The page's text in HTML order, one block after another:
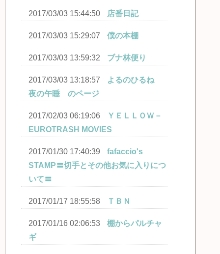
2017/03/03 15:44:50 店番日記
2017/03/03 15:29:07 僕の本棚
2017/03/03 13:59:32 ブナ林便り
2017/03/03 13:18:57
よるのひるね
夜の午睡 のページ
2017/02/03 06:19:06
ＹＥＬＬＯＷ－
EUROTRASH MOVIES
2017/01/30 17:40:39
fafaccio's
STAMP〓切手とその他お気に入りにつ
いて〓
2017/01/17 18:55:58 ＴＢＮ
2017/01/16 02:06:53
棚からパルチャ
ギ